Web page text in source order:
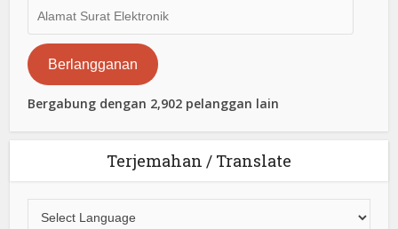
Surat
Elektronik
Berlangganan
Bergabung dengan 2,902 pelanggan lain
Terjemahan / Translate